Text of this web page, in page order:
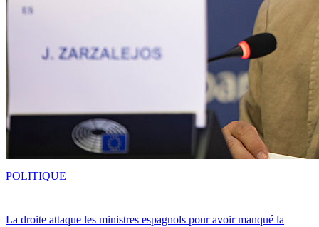
La droite attaque les ministres espagnols pour avoir manqué la
POLITIQUE